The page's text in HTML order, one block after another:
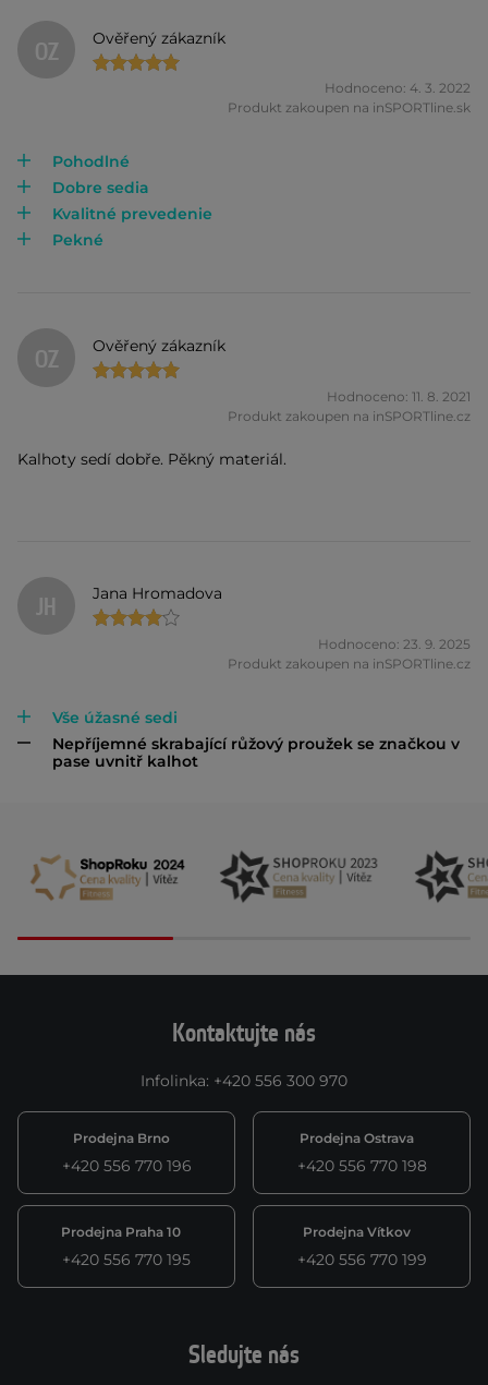
OZ Ověřený zákazník
Hodnoceno: 4. 3. 2022
Produkt zakoupen na inSPORTline.sk
Pohodlné
Dobre sedia
Kvalitné prevedenie
Pekné
OZ Ověřený zákazník
Hodnoceno: 11. 8. 2021
Produkt zakoupen na inSPORTline.cz
Kalhoty sedí dobře. Pěkný materiál.
JH Jana Hromadova
Hodnoceno: 23. 9. 2025
Produkt zakoupen na inSPORTline.cz
Vše úžasné sedi
Nepříjemné skrabající růžový proužek se značkou v
pase uvnitř kalhot
Kontaktujte nás
Infolinka: +420 556 300 970
Prodejna Brno
+420 556 770 196
Prodejna Ostrava
+420 556 770 198
Prodejna Praha 10
+420 556 770 195
Prodejna Vítkov
+420 556 770 199
Sledujte nás